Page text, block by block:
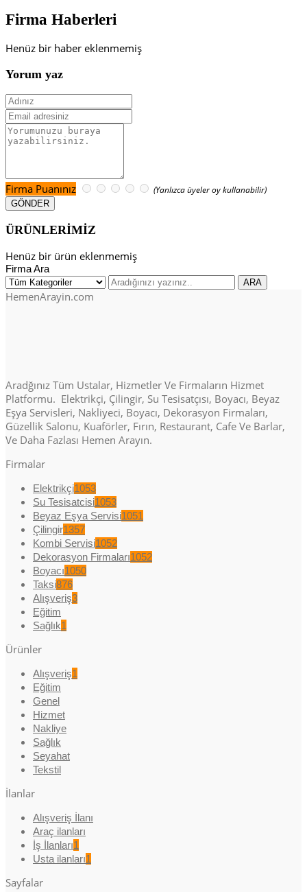
Firma Haberleri
Henüz bir haber eklenmemiş
Yorum yaz
Firma Puanınız (Yanlızca üyeler oy kullanabilir)
ÜRÜNLERİMİZ
Henüz bir ürün eklenmemiş
Firma Ara
HemenArayin.com
Aradğınız Tüm Ustalar, Hizmetler Ve Firmaların Hizmet
Platformu. Elektrikçi, Çilingir, Su Tesisatçısı, Boyacı, Beyaz
Eşya Servisleri, Nakliyeci, Boyacı, Dekorasyon Firmaları,
Güzellik Salonu, Kuaförler, Fırın, Restaurant, Cafe Ve Barlar,
Ve Daha Fazlası Hemen Arayın.
Firmalar
Elektrikçi1053
Su Tesisatcisi1053
Beyaz Eşya Servisi1051
Çilingir1357
Kombi Servisi1052
Dekorasyon Firmaları1052
Boyacı1050
Taksi876
Alışveriş3
Eğitim
Sağlık1
Ürünler
Alışveriş1
Eğitim
Genel
Hizmet
Nakliye
Sağlık
Seyahat
Tekstil
İlanlar
Alışveriş İlanı
Araç ilanları
İş İlanları1
Usta ilanları1
Sayfalar